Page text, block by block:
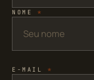
NOME *
E-MAIL *